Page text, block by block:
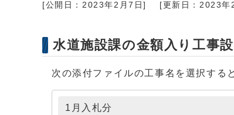
[公開日：2023年2月7日] [更新日：2023年
水道施設課の金額入り工事
次の添付ファイルの工事名を選択する
1月入札分